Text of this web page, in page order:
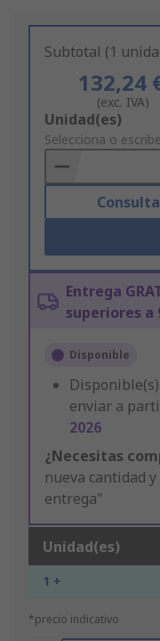
Subtotal (1
132,24
(exc. IVA)
Add
to
Basket
Unidad(es)
Selecciona o
Entrega
superiores a
Disponible
Disponible(s)
enviar a
2026
¿Necesitas
nueva cantidad
entrega"
Unidad(es)
1 +
*precio indicativo